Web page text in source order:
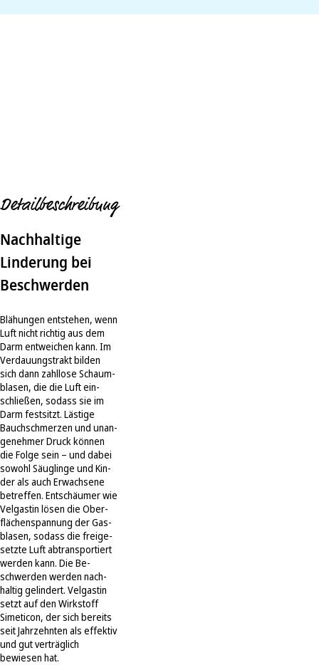
Detailbeschreibung
Nachhaltige
Linderung bei
Beschwerden
Blähungen ent­ste­hen, wenn
Luft nicht rich­tig aus dem
Darm ent­wei­chen kann. Im
Ver­dau­ungs­trakt bil­den
sich dann zahl­lo­se Schaum­
bla­sen, die die Luft ein­
schlie­ßen, so­dass sie im
Darm fest­sitzt. Läs­ti­ge
Bauch­schmer­zen und un­an­
ge­neh­mer Druck kön­nen
die Fol­ge sein – und da­bei
so­wohl Säug­lin­ge und Kin­
der als auch Er­wach­se­ne
be­tref­fen. Entschäumer wie
Velgastin lö­sen die Ober­
flä­chen­span­nung der Gas­
bla­sen, so­dass die frei­ge­
setz­te Luft ab­trans­por­tiert
wer­den kann. Die Be­
schwer­den wer­den nach­
hal­tig ge­lin­dert. Velgastin
setzt auf den Wirkstoff
Simeticon, der sich bereits
seit Jahrzehnten als effektiv
und gut verträglich
bewiesen hat.